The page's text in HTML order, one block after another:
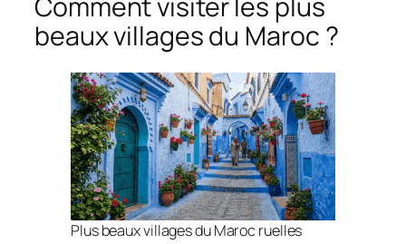
Comment visiter les plus
beaux villages du Maroc ?
Plus beaux villages du Maroc ruelles